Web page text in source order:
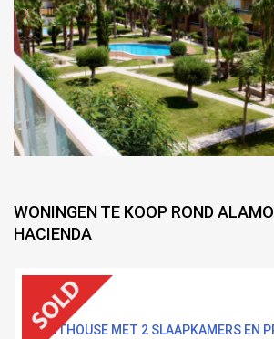
WONINGEN TE KOOP ROND ALAMO
HACIENDA
85,000€